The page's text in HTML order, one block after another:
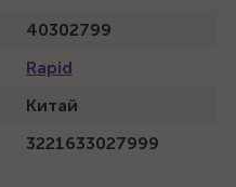
40302799
Rapid
Китай
3221633027999